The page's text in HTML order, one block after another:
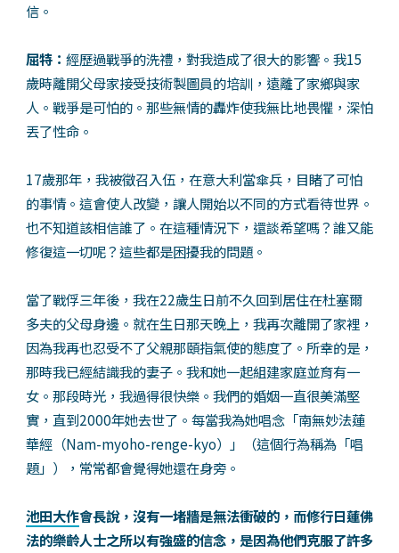
信。
屈特： 經歷過戰爭的洗禮，對我造成了很大的影響。我15
歲時離開父母家接受技術製圖員的培訓，遠離了家鄉與家
人。戰爭是可怕的。那些無情的轟炸使我無比地畏懼，深怕
丟了性命。
17歲那年，我被徵召入伍，在意大利當傘兵，目睹了可怕
的事情。這會使人改變，讓人開始以不同的方式看待世界。
也不知道該相信誰了。在這種情況下，還談希望嗎？誰又能
修復這一切呢？這些都是困擾我的問題。
當了戰俘三年後，我在22歲生日前不久回到居住在杜塞爾
多夫的父母身邊。就在生日那天晚上，我再次離開了家裡，
因為我再也忍受不了父親那頤指氣使的態度了。所幸的是，
那時我已經結識我的妻子。我和她一起組建家庭並育有一
女。那段時光，我過得很快樂。我們的婚姻一直很美滿堅
實，直到2000年她去世了。每當我為她唱念「南無妙法蓮
華經（Nam-myoho-renge-kyo）」（這個行為稱為「唱
題」），常常都會覺得她還在身旁。
池田大作會長說，沒有一堵牆是無法衝破的，而修行日蓮佛
法的樂齡人士之所以有強盛的信念，是因為他們克服了許多